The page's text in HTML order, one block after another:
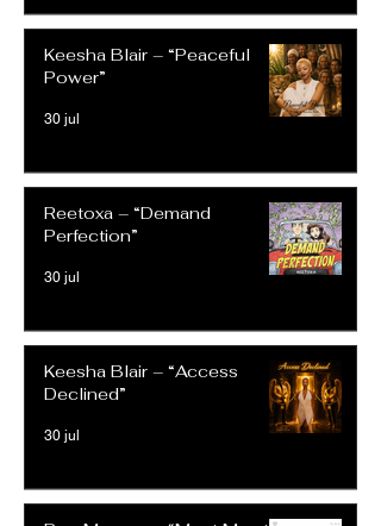
Keesha Blair – “Peaceful
Power”
30 jul
Reetoxa – “Demand
Perfection”
30 jul
Keesha Blair – “Access
Declined”
30 jul